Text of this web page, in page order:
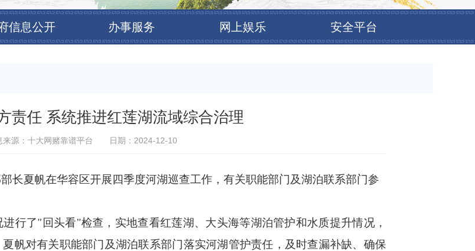
信息公开 办事服务 网上娱乐 安全平台
责任 系统推进红莲湖流域综合治理
来源：十大网赌靠谱平台 日期：2024-12-10
长夏帆在华容区开展四季度河湖巡查工作，有关职能部门及湖泊联系部门参
行了"回头看"检查，实地查看红莲湖、大头海等湖泊管护和水质提升情况，
帆对有关职能部门及湖泊联系部门落实河湖管护责任，及时查漏补缺、确保